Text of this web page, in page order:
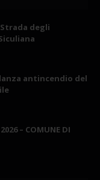
degli
antincendio del
– COMUNE DI